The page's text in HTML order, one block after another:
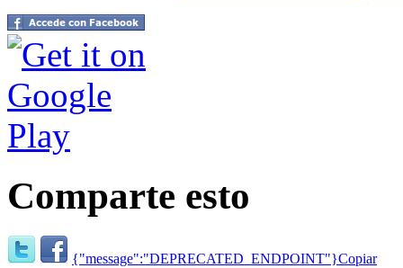
Comparte esto
{"message":"DEPRECATED_ENDPOINT"}Copiar